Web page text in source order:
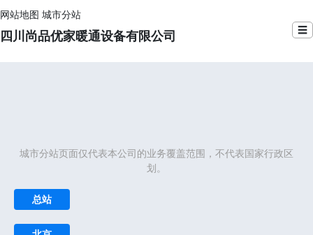
网站地图 城市分站
四川尚品优家暖通设备有限公司 ☰
城市分站页面仅代表本公司的业务覆盖范围，不代表国家行政区
划。
总站